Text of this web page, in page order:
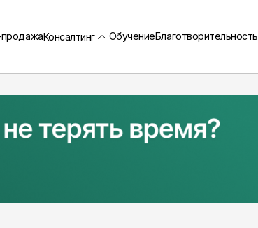
продажаКонсалтинг ОбучениеБлаготворительность